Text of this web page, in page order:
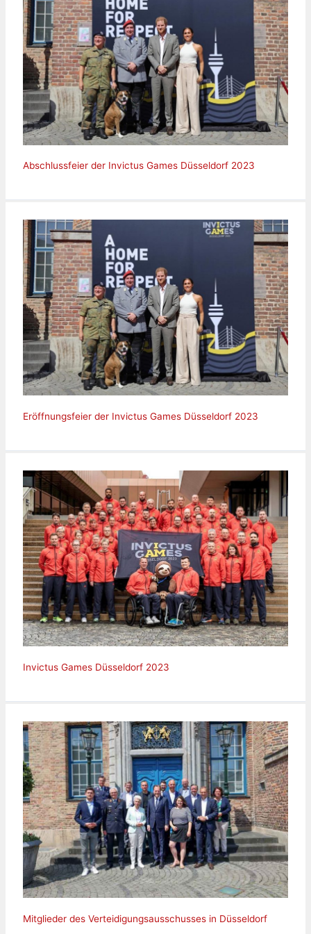
Abschlussfeier der Invictus Games Düsseldorf 2023
Eröffnungsfeier der Invictus Games Düsseldorf 2023
Invictus Games Düsseldorf 2023
Mitglieder des Verteidigungsausschusses in Düsseldorf